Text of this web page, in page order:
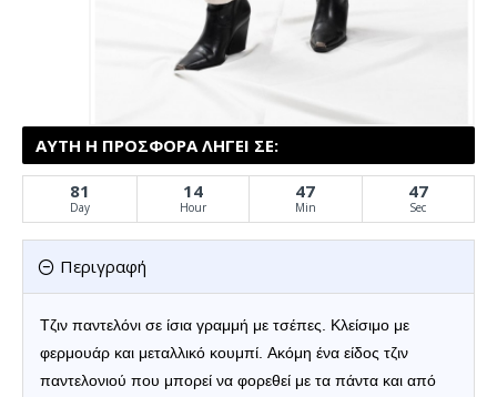
Περιγραφή
Τζιν παντελόνι σε ίσια γραμμή με τσέπες. Κλείσιμο με
φερμουάρ και μεταλλικό κουμπί. Ακόμη ένα είδος τζιν
παντελονιού που μπορεί να φορεθεί με τα πάντα και από
ΑΥΤΉ Η ΠΡΟΣΦΟΡΆ ΛΉΓΕΙ ΣΕ:
81
Day
14
Hour
47
Min
47
Sec